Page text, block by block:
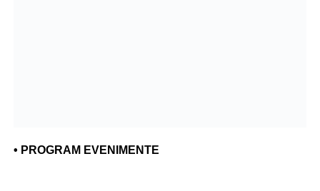
• PROGRAM EVENIMENTE